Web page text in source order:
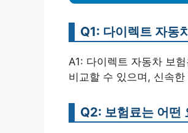
Q1: 다이렉트 자동
A1: 다이렉트 자동차 보
비교할 수 있으며, 신속
Q2: 보험료는 어떤